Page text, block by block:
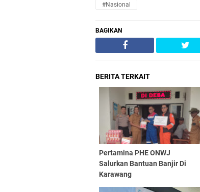
#nasional
BAGIKAN
BERITA TERKAIT
Pertamina PHE ONWJ
Salurkan Bantuan Banjir Di
Karawang